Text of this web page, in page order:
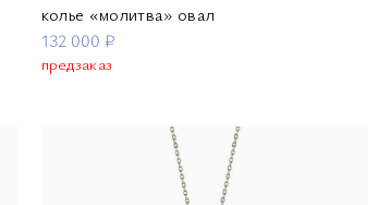
колье «молитва» овал
132 000 ₽
предзаказ